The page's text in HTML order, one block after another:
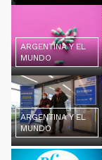
ARGENTINA Y EL
MUNDO
ARGENTINA Y EL
MUNDO